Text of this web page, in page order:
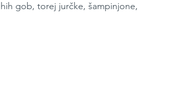
gob, torej jurčke, šampinjone,